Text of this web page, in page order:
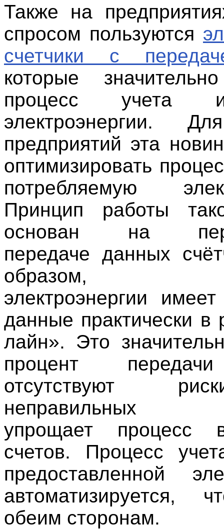
Также на
спросом пользуются
счетчики с
которые
процесс учета
электроэнергии.
предприятий эта
оптимизировать
потребляемую
Принцип работы
основан на
передаче данных
образом,
электроэнергии
данные практически в
лайн». Это
процент
отсутствуют
неправильных
упрощает процесс
счетов. Процесс
предоставленной
автоматизируется,
обеим сторонам.